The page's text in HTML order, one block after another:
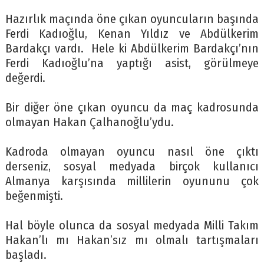
Hazırlık maçında öne çıkan oyuncuların başında
Ferdi Kadıoğlu, Kenan Yıldız ve Abdülkerim
Bardakçı vardı. Hele ki Abdülkerim Bardakçı’nın
Ferdi Kadıoğlu’na yaptığı asist, görülmeye
değerdi.
Bir diğer öne çıkan oyuncu da maç kadrosunda
olmayan Hakan Çalhanoğlu’ydu.
Kadroda olmayan oyuncu nasıl öne çıktı
derseniz, sosyal medyada birçok kullanıcı
Almanya karşısında millilerin oyununu çok
beğenmişti.
Hal böyle olunca da sosyal medyada Milli Takım
Hakan’lı mı Hakan’sız mı olmalı tartışmaları
başladı.